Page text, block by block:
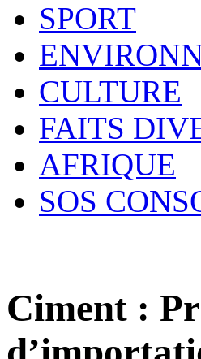
SPORT
CULTURE
FAITS
AFRIQUE
SOS
Ciment :